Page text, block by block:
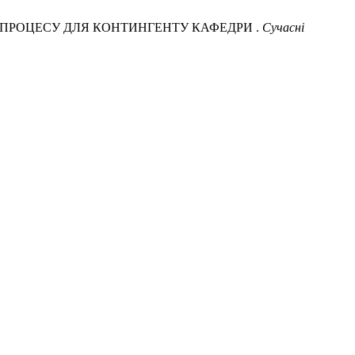
ПРОЦЕСУ ДЛЯ КОНТИНГЕНТУ КАФЕДРИ . Сучасні